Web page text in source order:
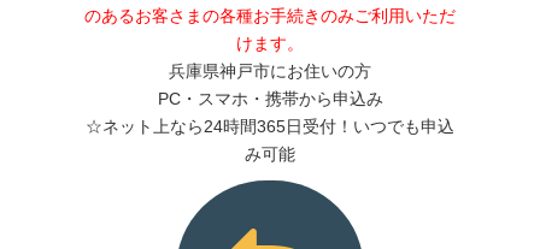
のあるお客さまの各種お手続きのみご利用いただ
けます。
兵庫県神戸市にお住いの方
PC・スマホ・携帯から申込み
☆ネット上なら24時間365日受付！いつでも申込
み可能